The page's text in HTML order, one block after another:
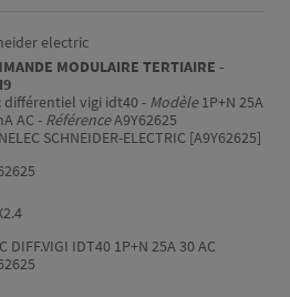
electric
MODULAIRE TERTIAIRE -
différentiel vigi idt40 - Modèle1P+N 25A
AC - RéférenceA9Y62625
SCHNEIDER-ELECTRIC [A9Y62625]
DIFF.VIGI IDT40 1P+N 25A 30 AC